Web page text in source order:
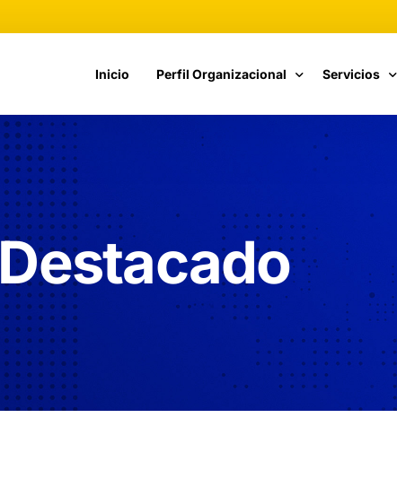
Inicio Perfil Organizacional
Propuesta de Valor
Nuestra Historia
Responsables de TI
Servicios
Catálogo
Destacado